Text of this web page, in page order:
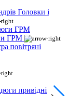
Головки і
ГРМ
повітряні
привідні